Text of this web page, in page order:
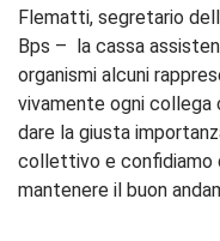
Flematti, segretario
Bps – la cassa
organismi alcuni
vivamente ogni
dare la giusta
collettivo e confidiamo
mantenere il buon